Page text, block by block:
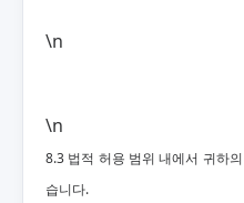
\n
\n
8.3 법적 허용 범위 내에서 귀하
습니다.